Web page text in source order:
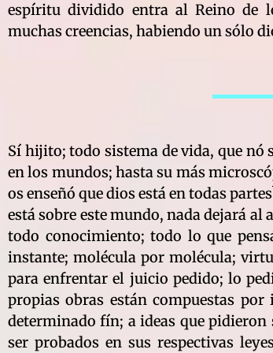
espíritu dividido entra al Reino de
muchas creencias, habiendo un sólo
Sí hijito; todo sistema de vida, que nó
en los mundos; hasta su más
os enseñó que dios está en todas
está sobre este mundo, nada dejará
todo conocimiento; todo lo que
instante; molécula por molécula;
para enfrentar el juicio pedido; lo
propias obras están compuestas
determinado fín; a ideas que
ser probados en sus respectivas